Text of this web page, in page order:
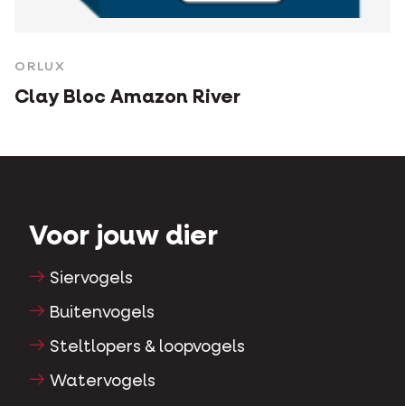
ORLUX
Clay Bloc Amazon River
Voor jouw dier
Siervogels
Buitenvogels
Steltlopers & loopvogels
Watervogels